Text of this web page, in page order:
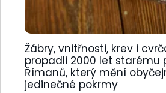
Žábry, vnitřnosti, krev i
propadli 2000 let starému
Římanů, který mění
jedinečné pokrmy